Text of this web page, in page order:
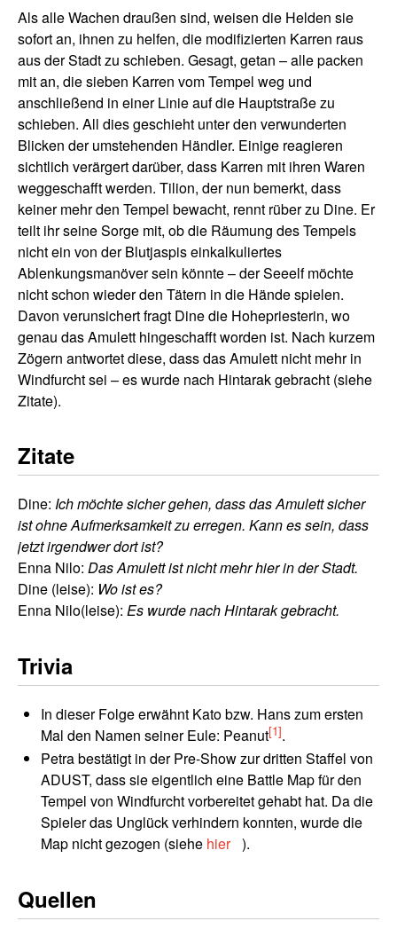
Als alle Wachen draußen sind, weisen die Helden sie
sofort an, ihnen zu helfen, die modifizierten Karren raus
aus der Stadt zu schieben. Gesagt, getan – alle packen
mit an, die sieben Karren vom Tempel weg und
anschließend in einer Linie auf die Hauptstraße zu
schieben. All dies geschieht unter den verwunderten
Blicken der umstehenden Händler. Einige reagieren
sichtlich verärgert darüber, dass Karren mit ihren Waren
weggeschafft werden. Tilion, der nun bemerkt, dass
keiner mehr den Tempel bewacht, rennt rüber zu Dine. Er
teilt ihr seine Sorge mit, ob die Räumung des Tempels
nicht ein von der Blutjaspis einkalkuliertes
Ablenkungsmanöver sein könnte – der Seeelf möchte
nicht schon wieder den Tätern in die Hände spielen.
Davon verunsichert fragt Dine die Hohepriesterin, wo
genau das Amulett hingeschafft worden ist. Nach kurzem
Zögern antwortet diese, dass das Amulett nicht mehr in
Windfurcht sei – es wurde nach Hintarak gebracht (siehe
Zitate).
Zitate
Dine: Ich möchte sicher gehen, dass das Amulett sicher
ist ohne Aufmerksamkeit zu erregen. Kann es sein, dass
jetzt irgendwer dort ist?
Enna Nilo: Das Amulett ist nicht mehr hier in der Stadt.
Dine (leise): Wo ist es?
Enna Nilo(leise): Es wurde nach Hintarak gebracht.
Trivia
In dieser Folge erwähnt Kato bzw. Hans zum ersten
Mal den Namen seiner Eule: Peanut[1].
Petra bestätigt in der Pre-Show zur dritten Staffel von
ADUST, dass sie eigentlich eine Battle Map für den
Tempel von Windfurcht vorbereitet gehabt hat. Da die
Spieler das Unglück verhindern konnten, wurde die
Map nicht gezogen (siehe hier ).
Quellen